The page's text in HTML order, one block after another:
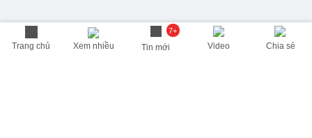
Trang chủ Xem nhiều
7+
Tin mới Video Chia sẻ